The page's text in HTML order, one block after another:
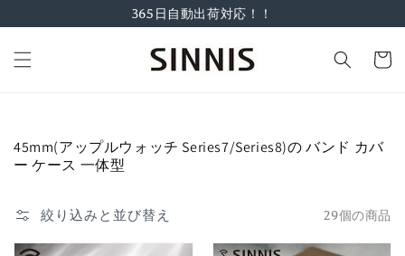
365日自動出荷対応！！
ー
コ
レ
ョ
45mm(アップルウォッチ Series7/Series8)の バンド カバ
ー ケース 一体型
絞り込みと並び替え 29個の商品